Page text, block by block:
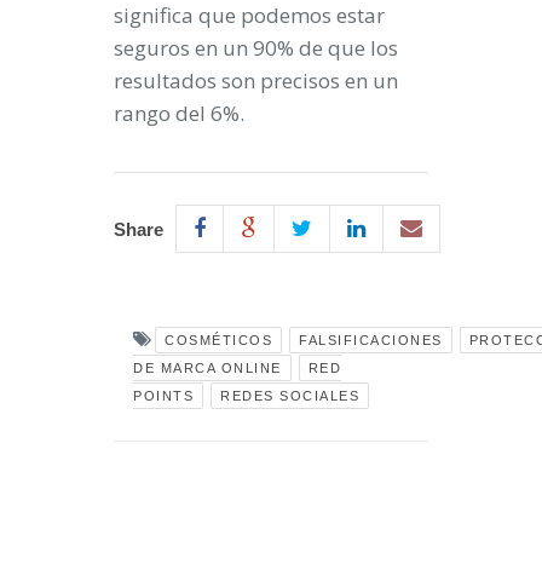
significa que podemos estar
seguros en un 90% de que los
resultados son precisos en un
rango del 6%.
Share
COSMÉTICOS FALSIFICACIONES
DE MARCA ONLINE
RED
POINTS
REDES SOCIALES